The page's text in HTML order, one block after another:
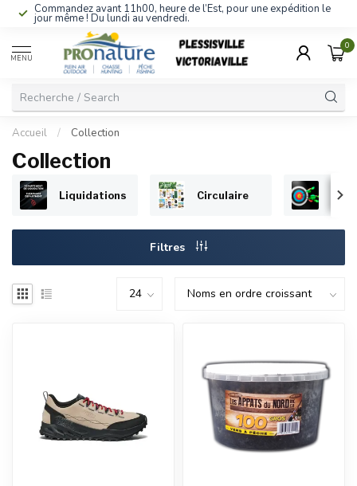
Commandez avant 11h00, heure de l’Est, pour une expédition le
jour même ! Du lundi au vendredi.
MENU
0
Accueil / Collection
Collection
Liquidations Circulaire
Filtres